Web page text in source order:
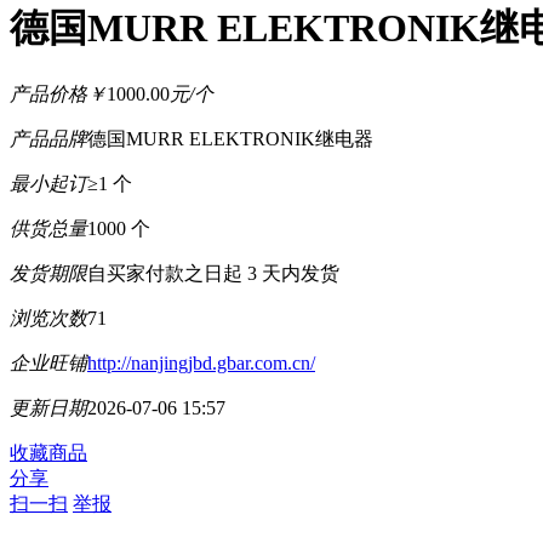
德国MURR ELEKTRONIK继
产品价格￥1000.00元/个
产品品牌德国MURR ELEKTRONIK继电器
最小起订≥1 个
供货总量1000 个
发货期限自买家付款之日起 3 天内发货
浏览次数71
企业旺铺http://nanjingjbd.gbar.com.cn/
更新日期2026-07-06 15:57
收藏商品
分享
扫一扫 举报